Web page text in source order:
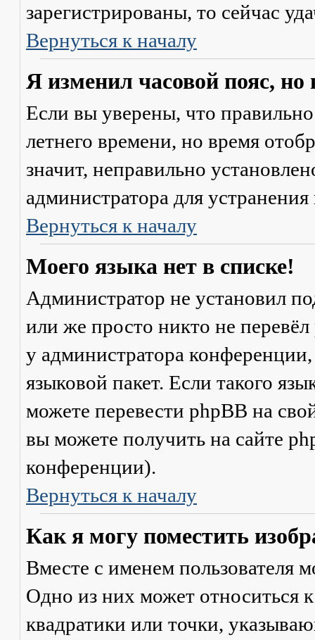
зарегистрированы, то сейчас
Вернуться к началу
Я изменил часовой пояс,
Если вы уверены, что
летнего времени, но время
значит, неправильно
администратора для
Вернуться к началу
Моего языка нет в списке!
Администратор не установил
или же просто никто не
у администратора
языковой пакет. Если такого
можете перевести phpBB на
вы можете получить на сайте
конференции).
Вернуться к началу
Как я могу поместить
Вместе с именем пользователя
Одно из них может относиться
квадратики или точки,